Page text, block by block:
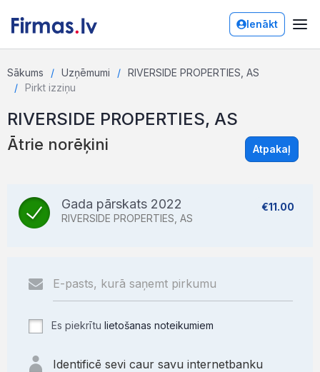
Ienākt
Sākums Uzņēmumi
RIVERSIDE PROPERTIES, AS
Pirkt izziņu
RIVERSIDE PROPERTIES, AS
Ātrie norēķini Atpakaļ
Gada pārskats 2022
RIVERSIDE PROPERTIES, AS
€11.00
Es piekrītu lietošanas noteikumiem
Identificē sevi caur savu internetbanku